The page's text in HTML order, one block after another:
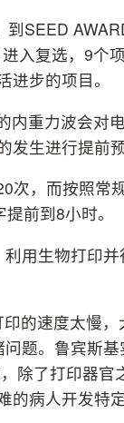
SEED
入复选，9个
步的项目。
内重力波会对
生进行提前预
次，而按照常
前到8小时。
用生物打印并
的速度太慢，
题。鲁宾斯
除了打印器官
的病人开发特